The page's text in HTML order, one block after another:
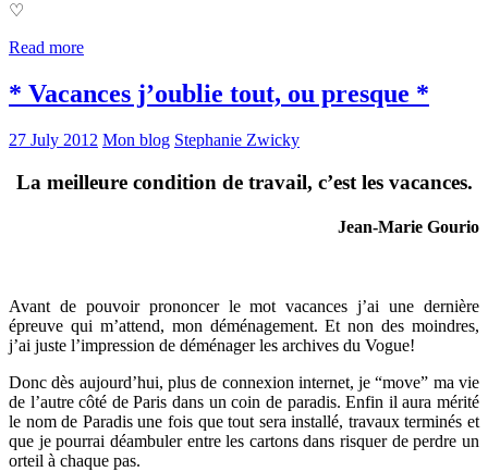
♡
Read more
* Vacances j’oublie tout, ou presque *
27 July 2012 Mon blog Stephanie Zwicky
La meilleure condition de travail, c’est les vacances.
Jean-Marie Gourio
Avant de pouvoir prononcer le mot vacances j’ai une dernière
épreuve qui m’attend, mon déménagement. Et non des moindres,
j’ai juste l’impression de déménager les archives du Vogue!
Donc dès aujourd’hui, plus de connexion internet, je “move” ma vie
de l’autre côté de Paris dans un coin de paradis. Enfin il aura mérité
le nom de Paradis une fois que tout sera installé, travaux terminés et
que je pourrai déambuler entre les cartons dans risquer de perdre un
orteil à chaque pas.